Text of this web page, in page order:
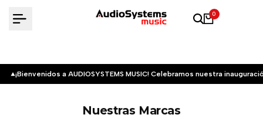
0
¡Bienvenidos a AUDIOSYSTEMS MUSIC! Celebramos nuestra
Nuestras Marcas